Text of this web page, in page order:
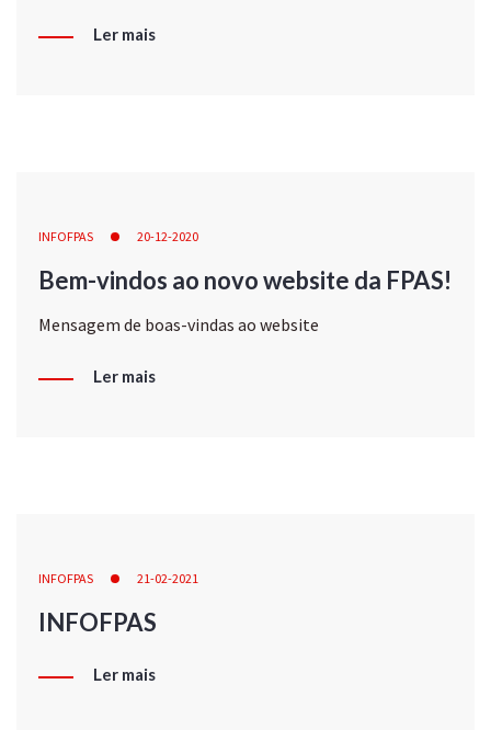
Ler mais
INFOFPAS 20-12-2020
Bem-vindos ao novo website da FPAS!
Mensagem de boas-vindas ao website
Ler mais
INFOFPAS 21-02-2021
INFOFPAS
Ler mais